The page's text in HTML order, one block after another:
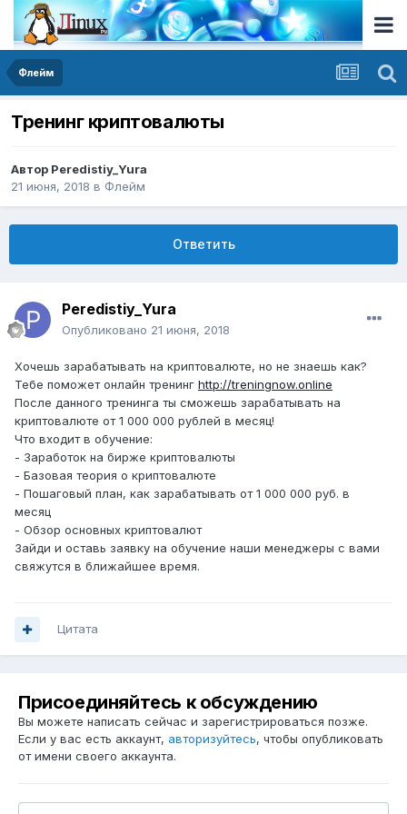
Флейм
Тренинг криптовалюты
Автор Peredistiy_Yura
21 июня, 2018 в Флейм
Ответить
Peredistiy_Yura
Опубликовано 21 июня, 2018
Хочешь зарабатывать на криптовалюте, но не знаешь как?
Тебе поможет онлайн тренинг http://treningnow.online
После данного тренинга ты сможешь зарабатывать на
криптовалюте от 1 000 000 рублей в месяц!
Что входит в обучение:
- Заработок на бирже криптовалюты
- Базовая теория о криптовалюте
- Пошаговый план, как зарабатывать от 1 000 000 руб. в
месяц
- Обзор основных криптовалют
Зайди и оставь заявку на обучение наши менеджеры с вами
свяжутся в ближайшее время.
Цитата
Присоединяйтесь к обсуждению
Вы можете написать сейчас и зарегистрироваться позже.
Если у вас есть аккаунт, авторизуйтесь, чтобы опубликовать
от имени своего аккаунта.